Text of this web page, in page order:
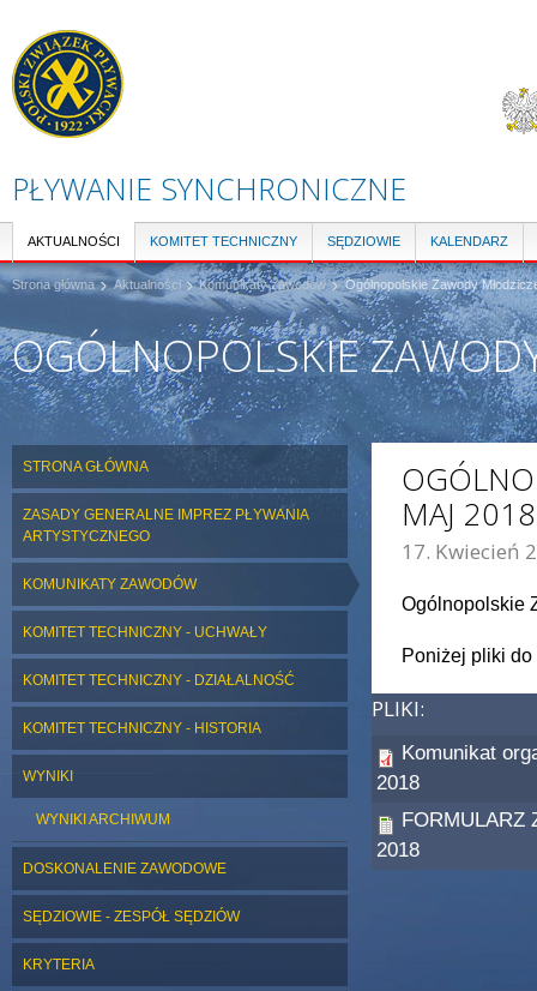
PŁYWANIE SYNCHRONICZNE
AKTUALNOŚCI KOMITET TECHNICZNY SĘDZIOWIE KALENDARZ
Strona główna Aktualności Komunikaty zawodów Ogólnopolskie Zawody
OGÓLNOPOLSKIE
STRONA GŁÓWNA
ZASADY GENERALNE IMPREZ PŁYWANIA
ARTYSTYCZNEGO
KOMUNIKATY ZAWODÓW
KOMITET TECHNICZNY - UCHWAŁY
KOMITET TECHNICZNY - DZIAŁALNOŚĆ
KOMITET TECHNICZNY - HISTORIA
WYNIKI
WYNIKI ARCHIWUM
DOSKONALENIE ZAWODOWE
SĘDZIOWIE - ZESPÓŁ SĘDZIÓW
KRYTERIA
MAJ
17. Kwiecień
Ogólnopolskie
Poniżej pliki do
PLIKI:
Komunikat
2018
FORMULARZ
2018